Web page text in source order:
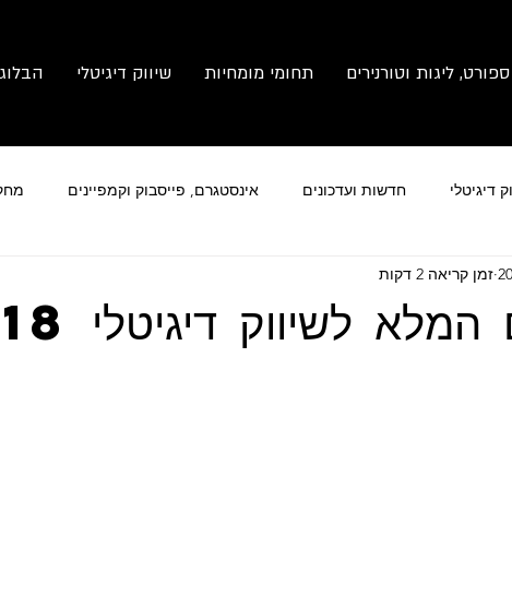
ליגות וטורנירים תחומי מומחיות שיווק דיגיטלי הבלוג
דיגיטלי חדשות ועדכונים אינסטגרם, פייסבוק וקמפיינים
צילום זום
לשיווק דיגיטלי 2018
זמן קריאה 2 דקות